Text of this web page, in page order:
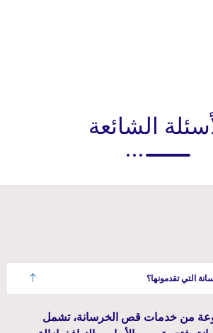
الشائعة
التي تقدمونها؟
من خدمات قص الخرسانة، تشمل